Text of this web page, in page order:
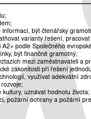
být čtenářsky
varianty řešení,
podle Společného
být finančně gramotný;
mezi zaměstnavateli a
zákonitosti při řešení
využívat adekvátní
uznávat hodnotu života;
požární ochrany a požární